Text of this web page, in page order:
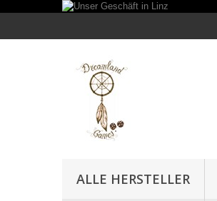
ALLE HERSTELLER